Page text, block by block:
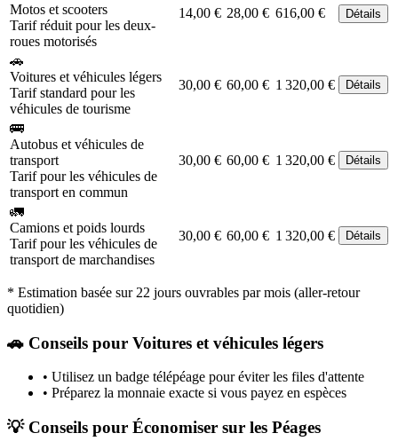
Motos et scooters
Tarif réduit pour les deux-
roues motorisés
14,00 € 28,00 € 616,00 € Détails
🚗
Voitures et véhicules légers
Tarif standard pour les
véhicules de tourisme
30,00 € 60,00 € 1 320,00 € Détails
🚌
Autobus et véhicules de
transport
Tarif pour les véhicules de
transport en commun
30,00 € 60,00 € 1 320,00 € Détails
🚛
Camions et poids lourds
Tarif pour les véhicules de
transport de marchandises
30,00 € 60,00 € 1 320,00 € Détails
* Estimation basée sur 22 jours ouvrables par mois (aller-retour
quotidien)
🚗 Conseils pour Voitures et véhicules légers
• Utilisez un badge télépéage pour éviter les files d'attente
• Préparez la monnaie exacte si vous payez en espèces
💡 Conseils pour Économiser sur les Péages